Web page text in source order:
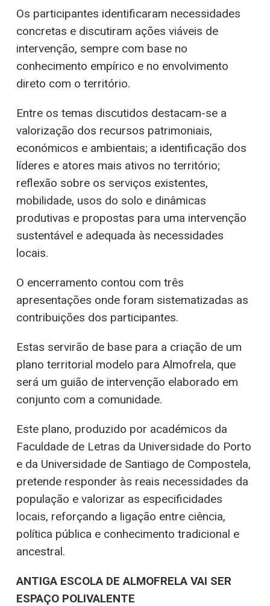
Os participantes identificaram necessidades
concretas e discutiram ações viáveis de
intervenção, sempre com base no
conhecimento empírico e no envolvimento
direto com o território.
Entre os temas discutidos destacam-se a
valorização dos recursos patrimoniais,
económicos e ambientais; a identificação dos
líderes e atores mais ativos no território;
reflexão sobre os serviços existentes,
mobilidade, usos do solo e dinâmicas
produtivas e propostas para uma intervenção
sustentável e adequada às necessidades
locais.
O encerramento contou com três
apresentações onde foram sistematizadas as
contribuições dos participantes.
Estas servirão de base para a criação de um
plano territorial modelo para Almofrela, que
será um guião de intervenção elaborado em
conjunto com a comunidade.
Este plano, produzido por académicos da
Faculdade de Letras da Universidade do Porto
e da Universidade de Santiago de Compostela,
pretende responder às reais necessidades da
população e valorizar as especificidades
locais, reforçando a ligação entre ciência,
política pública e conhecimento tradicional e
ancestral.
ANTIGA ESCOLA DE ALMOFRELA VAI SER
ESPAÇO POLIVALENTE